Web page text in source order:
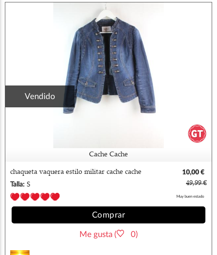
Vendido
Cache Cache
chaqueta vaquera estilo militar cache cache
S
10,00 €
Talla: S 49,99 €
Muy buen estado
Comprar
Me gusta ( 0)